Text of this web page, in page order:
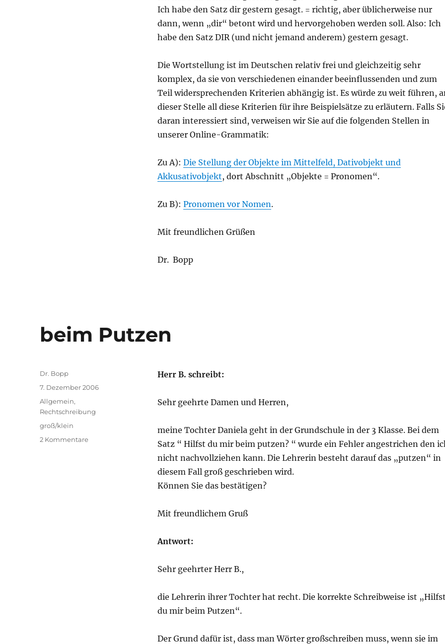
Ich habe den Satz dir gestern gesagt. = richtig, aber üblicherweise nur
dann, wenn „dir“ betont wird und hervorgehoben werden soll. Also: Ich
habe den Satz DIR (und nicht jemand anderem) gestern gesagt.
Die Wortstellung ist im Deutschen relativ frei und gleichzeitig sehr
komplex, da sie von verschiedenen einander beeinflussenden und zum
Teil widersprechenden Kriterien abhängig ist. Es würde zu weit führen,
dieser Stelle all diese Kriterien für ihre Beispielsätze zu erläutern. Falls
daran interessiert sind, verweisen wir Sie auf die folgenden Stellen in
unserer Online-Grammatik:
Zu A): Die Stellung der Objekte im Mittelfeld, Dativobjekt und
Akkusativobjekt, dort Abschnitt „Objekte = Pronomen“.
Zu B): Pronomen vor Nomen.
Mit freundlichen Grüßen
Dr. Bopp
beim Putzen
Herr B. schreibt:
Sehr geehrte Damen und Herren,
meine Tochter Daniela geht in der Grundschule in der 3 Klasse. Bei dem
Satz “ Hilfst du mir beim putzen? “ wurde ein Fehler angestrichen den
nicht nachvollziehen kann. Die Lehrerin besteht darauf das „putzen“ in
diesem Fall groß geschrieben wird.
Können Sie das bestätigen?
Mit freundlichem Gruß
Antwort:
Sehr geehrter Herr B.,
die Lehrerin ihrer Tochter hat recht. Die korrekte Schreibweise ist
du mir beim Putzen“.
Der Grund dafür ist, dass man Wörter großschreiben muss, wenn sie im
Autor
Dr. Bopp
Veröffentlicht
am
7. Dezember 2006
Kategorien
Allgemein,
Rechtschreibung
Schlagwörter
groß/klein
2 Kommentarezu